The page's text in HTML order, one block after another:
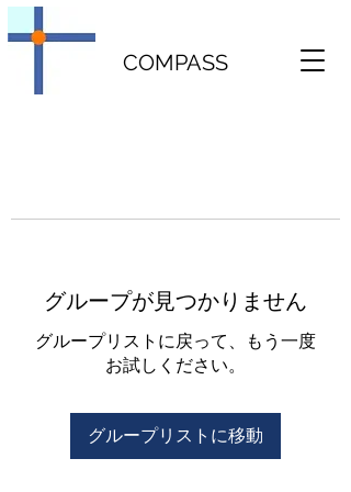
COMPASS
グループが見つかりません
グループリストに戻って、もう一度
お試しください。
グループリストに移動